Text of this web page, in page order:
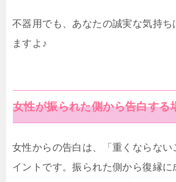
不器用でも、あなたの誠実な気持ち
ますよ♪
女性が振られた側から告白する
女性からの告白は、「重くならない
イントです。振られた側から復縁に